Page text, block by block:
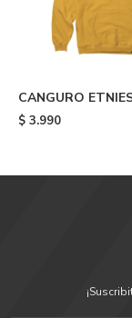
CANGURO
1986 - Yellow
$ 3.990